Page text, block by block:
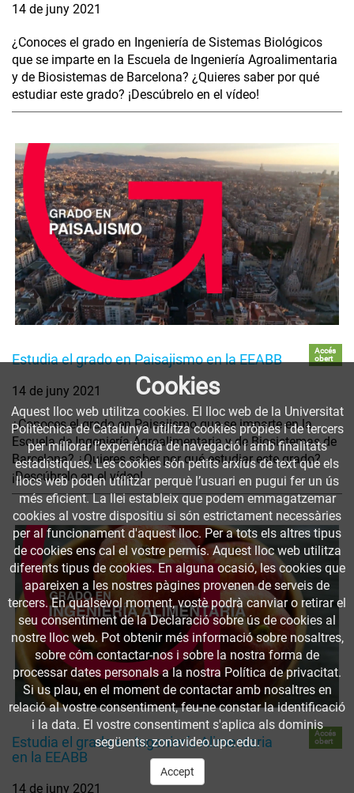
14 de juny 2021
¿Conoces el grado en Ingeniería de Sistemas Biológicos
que se imparte en la Escuela de Ingeniería Agroalimentaria
y de Biosistemas de Barcelona? ¿Quieres saber por qué
estudiar este grado? ¡Descúbrelo en el vídeo!
Estudia el grado en Paisajismo en la EEABB
Accés
obert
14 de juny 2021
¿Conoces el grado en Paisajismo que se imparte en la
Escuela de Ingeniería Agroalimentaria y de Biosistemas de
Barcelona? ¿Quieres saber por qué estudiar este grado?
¡Descúbrelo en el vídeo!
Estudia el grado en Ingeniería Alimentaria
en la EEABB
Accés
obert
14 de juny 2021
Cookies
Aquest lloc web utilitza cookies. El lloc web de la Universitat
Politècnica de Catalunya utilitza cookies pròpies i de tercers
per millorar l’experiència de navegació i amb finalitats
estadístiques. Les cookies són petits arxius de text que els
llocs web poden utilitzar perquè l’usuari en pugui fer un ús
més eficient. La llei estableix que podem emmagatzemar
cookies al vostre dispositiu si són estrictament necessàries
per al funcionament d'aquest lloc. Per a tots els altres tipus
de cookies ens cal el vostre permís. Aquest lloc web utilitza
diferents tipus de cookies. En alguna ocasió, les cookies que
apareixen a les nostres pàgines provenen de serveis de
tercers. En qualsevol moment, vostè podrà canviar o retirar el
seu consentiment de la Declaració sobre ús de cookies al
nostre lloc web. Pot obtenir més informació sobre nosaltres,
sobre cóm contactar-nos i sobre la nostra forma de
processar dates personals a la nostra Política de privacitat.
Si us plau, en el moment de contactar amb nosaltres en
relació al vostre consentiment, feu-ne constar la identificació
i la data. El vostre consentiment s'aplica als dominis
següents: zonavideo.upc.edu.
Accept